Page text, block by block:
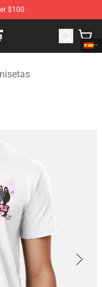
$100
Merchandise Shop